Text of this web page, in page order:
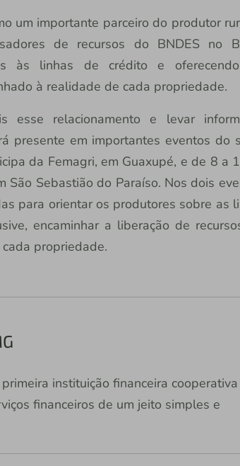
um importante parceiro do produtor
de recursos do BNDES no
às linhas de crédito e
à realidade de cada propriedade.
esse relacionamento e levar
presente em importantes eventos do
da Femagri, em Guaxupé, e de 8 a
São Sebastião do Paraíso. Nos dois
para orientar os produtores sobre as
encaminhar a liberação de
propriedade.
instituição financeira cooperativa
financeiros de um jeito simples e